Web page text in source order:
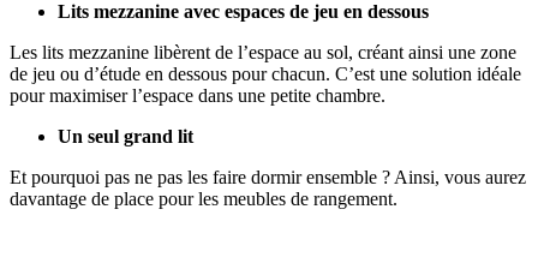
Lits mezzanine avec espaces de jeu en dessous
Les lits mezzanine libèrent de l’espace au sol, créant ainsi une zone
de jeu ou d’étude en dessous pour chacun. C’est une solution idéale
pour maximiser l’espace dans une petite chambre.
Un seul grand lit
Et pourquoi pas ne pas les faire dormir ensemble ? Ainsi, vous aurez
davantage de place pour les meubles de rangement.